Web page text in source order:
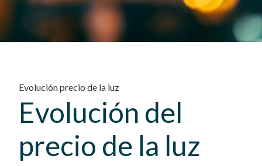
Evolución precio de la luz
Evolución del
precio de la luz